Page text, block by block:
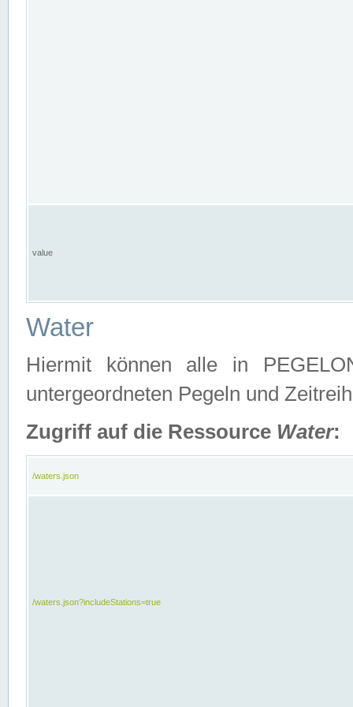
value
Water
Hiermit können alle in
untergeordneten Pegeln und
Zugriff auf die Ressource Water:
/waters.json
/waters.json?includeStations=true